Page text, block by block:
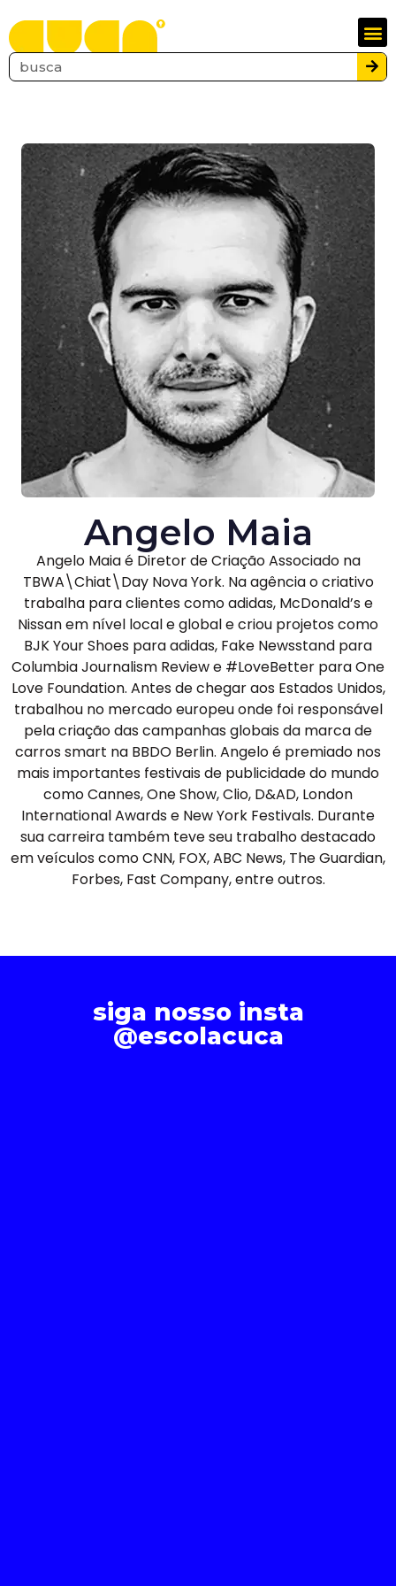
Angelo Maia
Angelo Maia é Diretor de Criação Associado na
TBWA\Chiat\Day Nova York. Na agência o criativo
trabalha para clientes como adidas, McDonald’s e
Nissan em nível local e global e criou projetos como
BJK Your Shoes para adidas, Fake Newsstand para
Columbia Journalism Review e #LoveBetter para One
Love Foundation. Antes de chegar aos Estados Unidos,
trabalhou no mercado europeu onde foi responsável
pela criação das campanhas globais da marca de
carros smart na BBDO Berlin. Angelo é premiado nos
mais importantes festivais de publicidade do mundo
como Cannes, One Show, Clio, D&AD, London
International Awards e New York Festivals. Durante
sua carreira também teve seu trabalho destacado
em veículos como CNN, FOX, ABC News, The Guardian,
Forbes, Fast Company, entre outros.
siga nosso insta
@escolacuca